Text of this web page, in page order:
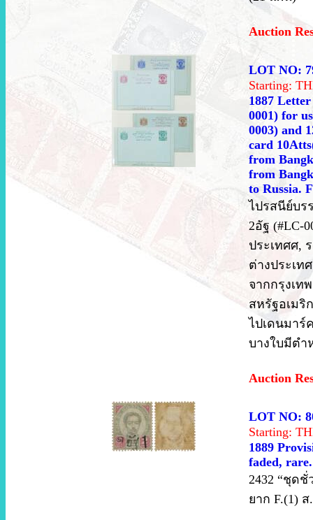
Auction
LOT NO:
Starting:
1887
0001) for
0003) and
card
from
from
to Russia.
ไปรสนีย์บร
2อัฐ (#LC-
ประเทศศ,
ต่างประเท
จากกรุงเท
สหรัฐอเมริ
ไปเดนมาร์
บางใบมีตำ
Auction
LOT NO:
Starting:
1889
faded,
2432 “ชุด
ยาก F.(1)